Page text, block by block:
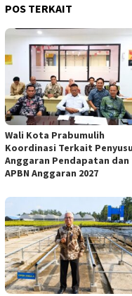
POS TERKAIT
Wali Kota Prabumulih
Koordinasi Terkait
Anggaran Pendapatan dan
APBN Anggaran 2027